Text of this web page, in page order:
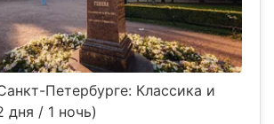
Петербурге: Классика и
дня / 1 ночь)